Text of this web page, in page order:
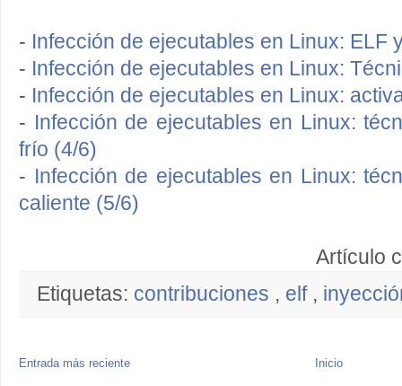
- Infección de ejecutables en Linux: ELF
- Infección de ejecutables en Linux:
- Infección de ejecutables en Linux:
- Infección de ejecutables en Linux:
frío (4/6)
- Infección de ejecutables en Linux:
caliente (5/6)
Artículo
Etiquetas: contribuciones , elf ,
Entrada más reciente Inicio